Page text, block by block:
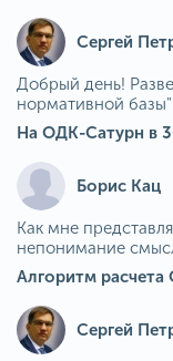
Сергей
Добрый день!
нормативной базы"
Борис Кац
Как мне
непонимание
Сергей